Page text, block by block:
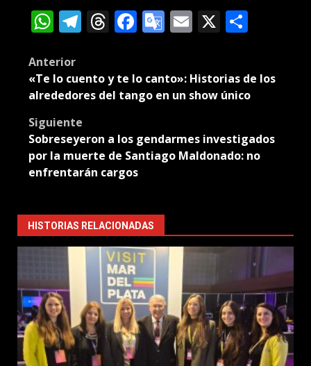
WhatsApp
Telegram
Threads
Facebook
Google
Email
X
Post
navigation
Anterior
«Te lo cuento y te lo canto»: Historias de los
alrededores del tango en un show único
Siguiente
Sobreseyeron a los gendarmes investigados
por la muerte de Santiago Maldonado: no
enfrentarán cargos
HISTORIAS RELACIONADAS